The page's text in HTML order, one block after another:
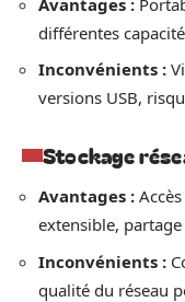
différentes
Inconvénients :
versions USB,
Stockage
Avantages :
extensible,
Inconvénients :
qualité du réseau